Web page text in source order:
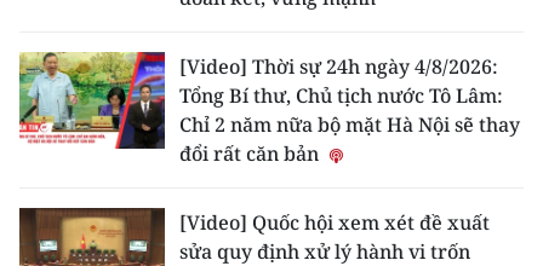
中文
FRANÇAIS
ESPAÑOL
[Video] Thời sự 24h ngày 4/8/2026:
Tổng Bí thư, Chủ tịch nước Tô Lâm:
Chỉ 2 năm nữa bộ mặt Hà Nội sẽ thay
đổi rất căn bản
[Video] Quốc hội xem xét đề xuất
sửa quy định xử lý hành vi trốn